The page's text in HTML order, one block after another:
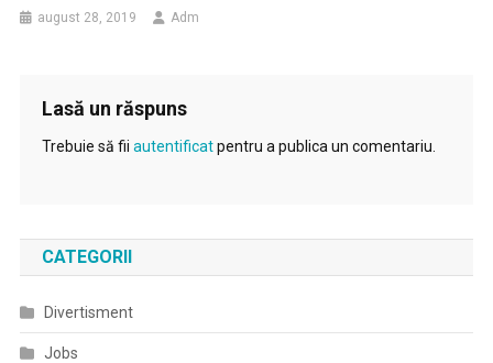
august 28, 2019 Adm
Lasă un răspuns
Trebuie să fii autentificatpentru a publica un comentariu.
CATEGORII
Divertisment
Jobs